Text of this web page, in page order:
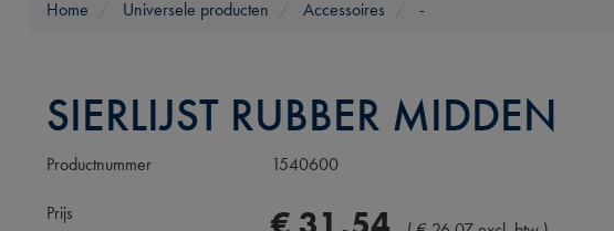
Home Universele producten Accessoires -
SIERLIJST RUBBER MIDDEN
Productnummer 1540600
Prijs